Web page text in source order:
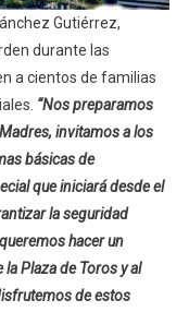
Gutiérrez,
durante las
a cientos de familias
“Nos preparamos
invitamos a los
básicas de
que iniciará desde el
la seguridad
hacer un
Plaza de Toros y al
de estos